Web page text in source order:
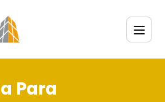
Para